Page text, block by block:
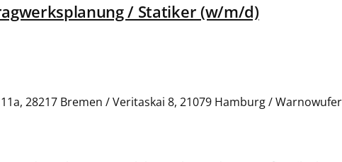
/ Statiker (w/m/d)
28217 Bremen / Veritaskai 8, 21079 Hamburg /